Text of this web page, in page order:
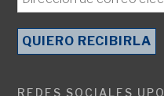
REDES SOCIALES UPO